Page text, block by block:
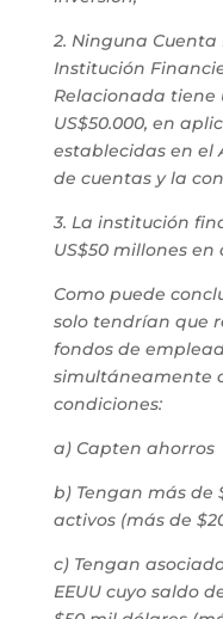
2. Ninguna
Institución
Relacionada tiene
US$50.000, en
establecidas en el
de cuentas y la
3. La institución
US$50 millones en
Como puede
solo tendrían que
fondos de
simultáneamente
condiciones:
a) Capten ahorros
b) Tengan más de
activos (más de
c) Tengan
EEUU cuyo saldo